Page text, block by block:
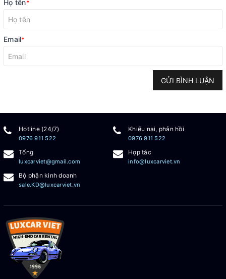
Họ tên*
Email*
GỬI BÌNH LUẬN
Hotline (24/7)
0976 911 522
Khiếu nại, phản hồi
0976 911 522
Tổng
luxcarviet@gmail.com
Hợp tác
info@luxcarviet.vn
Bộ phận kinh doanh
sale.KD@luxcarviet.vn